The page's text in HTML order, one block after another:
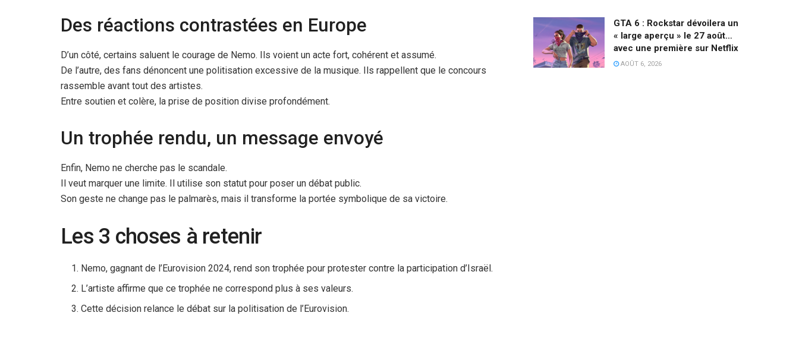
Des réactions contrastées en Europe
D’un côté, certains saluent le courage de Nemo. Ils voient un acte fort, cohérent et assumé.
De l’autre, des fans dénoncent une politisation excessive de la musique. Ils rappellent que le concours
rassemble avant tout des artistes.
Entre soutien et colère, la prise de position divise profondément.
Un trophée rendu, un message envoyé
Enfin, Nemo ne cherche pas le scandale.
Il veut marquer une limite. Il utilise son statut pour poser un débat public.
Son geste ne change pas le palmarès, mais il transforme la portée symbolique de sa victoire.
Les 3 choses à retenir
Nemo, gagnant de l’Eurovision 2024, rend son trophée pour protester contre la participation d’Israël.
L’artiste affirme que ce trophée ne correspond plus à ses valeurs.
Cette décision relance le débat sur la politisation de l’Eurovision.
GTA 6 : Rockstar dévoilera un
« large aperçu » le 27 août…
avec une première sur Netflix
AOÛT 6, 2026